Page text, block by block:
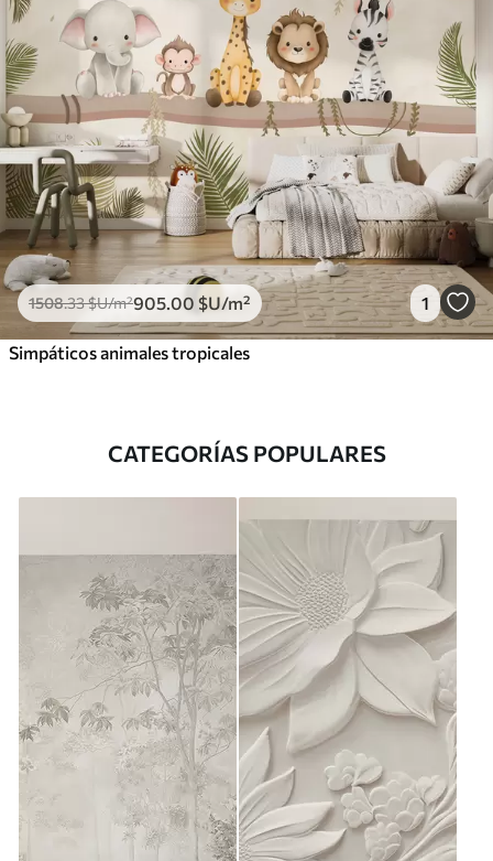
1508.33$U/m²905 .00 $U/m² 1
Simpáticos animales tropicales
CATEGORÍAS POPULARES